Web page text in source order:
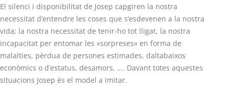
El silenci i disponibilitat de Josep capgiren la nostra
necessitat d’entendre les coses que s’esdevenen a la nostra
vida; la nostra necessitat de tenir-ho tot lligat, la nostra
incapacitat per entomar les «sorpreses» en forma de
malalties, pèrdua de persones estimades, daltabaixos
econòmics o d’estatus, desamors, …. Davant totes aquestes
situacions Josep és el model a imitar.